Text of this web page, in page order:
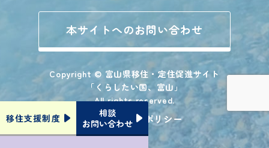
移住支援制度
相談
お問い合わせ
本サイトへのお問い合わせ
Copyright © 富山県移住・定住促進サイト
「くらしたい国、富山」
All rights reserved.
プライバシーポリシー